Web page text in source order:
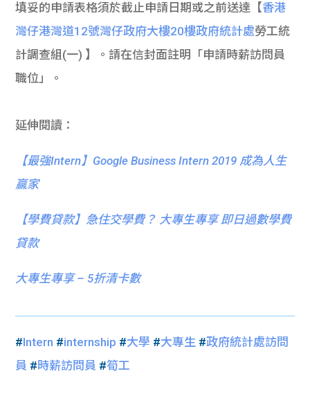
填妥的申請表格須於截止申請日期或之前送達【香港
灣仔港灣道12號灣仔政府大樓20樓政府統計處勞工統
計調查組(一) 】。請在信封面註明「申請時薪訪問員
職位」。
延伸閱讀：
【最強Intern】Google Business Intern 2019 成為人生
贏家
【學費貸款】急住交學費？ 大專生專享 即日過數學費
貸款
大專生專享 – 5折清卡數
#Intern #internship #大學 #大專生 #政府統計處訪問
員 #時薪訪問員 #筍工